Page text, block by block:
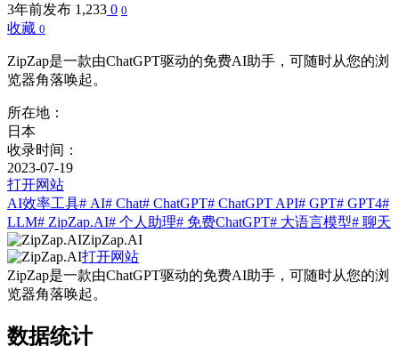
3年前发布 1,233 0 0
收藏 0
ZipZap是一款由ChatGPT驱动的免费AI助手，可随时从您的浏
览器角落唤起。
所在地：
日本
收录时间：
2023-07-19
打开网站
AI效率工具# AI# Chat# ChatGPT# ChatGPT API# GPT# GPT4#
LLM# ZipZap.AI# 个人助理# 免费ChatGPT# 大语言模型# 聊天
ZipZap.AI
打开网站
ZipZap是一款由ChatGPT驱动的免费AI助手，可随时从您的浏
览器角落唤起。
数据统计